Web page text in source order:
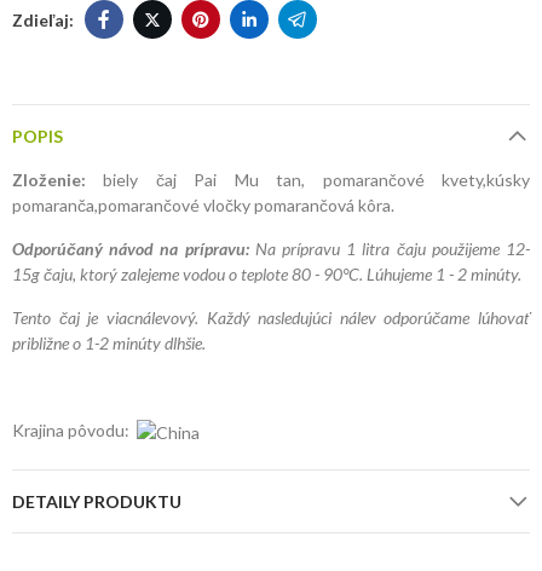
POPIS
Zloženie: biely čaj Pai Mu tan, pomarančové kvety,kúsky
pomaranča,pomarančové vločky pomarančová kôra.
Odporúčaný návod na prípravu: Na prípravu 1 litra čaju použijeme 12-
15g čaju, ktorý zalejeme vodou o teplote 80 - 90°C. Lúhujeme 1 - 2 minúty.
Tento čaj je viacnálevový. Každý nasledujúci nálev odporúčame lúhovať
približne o 1-2 minúty dlhšie.
Krajina pôvodu:
DETAILY PRODUKTU